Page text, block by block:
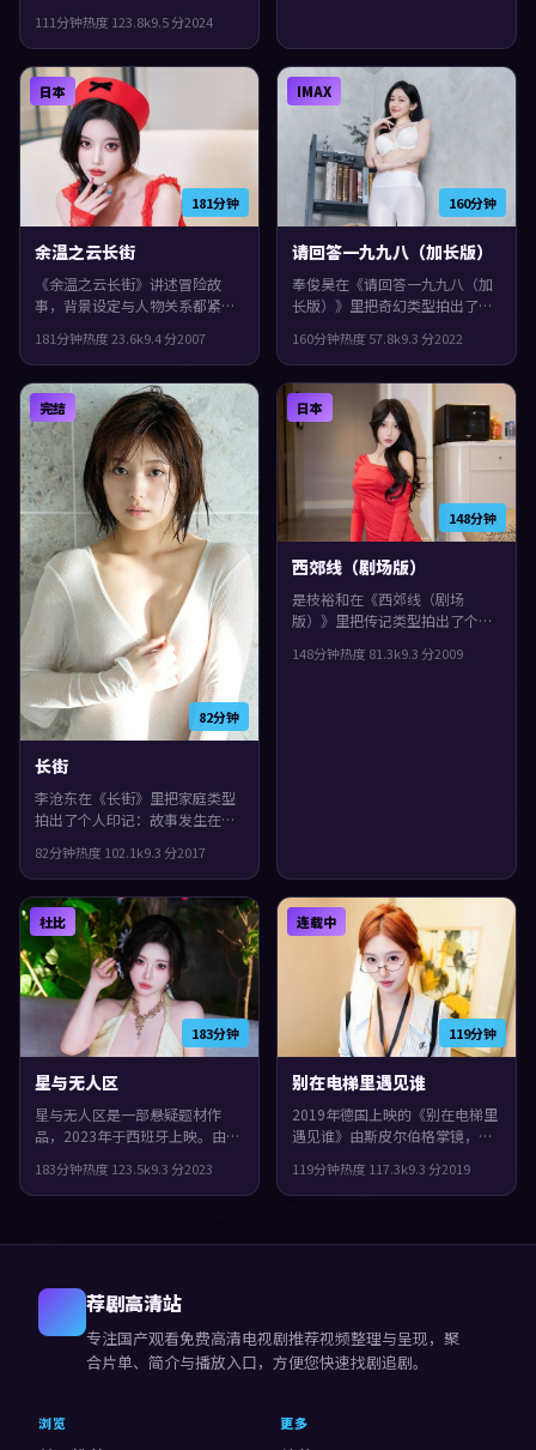
观众见面。主演包括秦昊、赵丽
颖、安藤樱。影片在类型框架里
仍保留了作者表达，人物在道德
与生存之间反复拉扯。
111分钟热度 123.8k9.5分2024
181分钟
日本
余温之云长街
《余温之云长街》讲述冒险故
事，背景设定与人物关系都紧扣
映，宫崎骏执导，河正宇、秦
昊、刘亦菲领衔。配乐与声场强
化了不安与孤独感，观感紧凑，
值得推荐。
181分钟热度23.6k9.4分2007
160分钟
IMAX
请回答一九九八（加长版）
奉俊昊在《请回答一九九八（加
长版）》里把奇幻类型拍出了个
年与观众见面。主演包括任素
汐、役所广司、咏梅。真相像洋
葱一样被层层剥开，观感紧凑，
值得推荐。
160分钟热度 57.8k9.3 分2022
82分钟
完结
长街
李沧东在《长街》里把家庭类型
拍出了个人印记：故事发生在西
包括小松菜奈、雷佳音、梁朝
伟。影片在类型框架里仍保留了
作者表达，结局留白，给观众回
味与讨论空间。
82分钟热度 102.1k9.3 分2017
148分钟
日本
西郊线（剧场版）
是枝裕和在《西郊线（剧场
版）》里把传记类型拍出了个人
与观众见面。主演包括全度妍、
148分钟热度 81.3k9.3 分2009
183分钟
杜比
星与无人区
星与无人区是一部悬疑题材作
品，2023年于西班牙上映。由吉
裴斗娜、沈腾等主演。影片在类
型框架里仍保留了作者表达，配
183分钟热度 123.5k9.3 分2023
119分钟
连载中
别在电梯里遇见谁
2019年德国上映的《别在电梯里
遇见谁》由斯皮尔伯格掌镜，宋
类型上偏爱情，群像戏份饱满，
配角也有完整弧光，整体完成度
刻画的观众。
119分钟热度 117.3k9.3 分2019
荐剧高清站
专注国产观看免费高清电视剧推荐视频整理与呈现，聚
合片单、简介与播放入口，方便您快速找剧追剧。
浏览 更多